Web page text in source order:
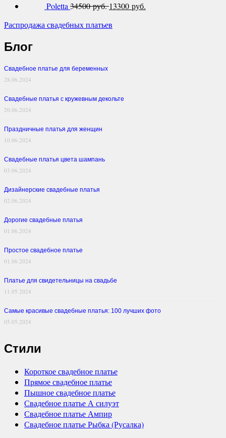
Poletta 34500 руб. 13300 руб.
Распродажа свадебных платьев
Блог
Свадебное платье для беременных
28.06.2024
Свадебные платья с кружевным декольте
20.06.2024
Праздничные платья для женщин
10.06.2024
Свадебные платья цвета шампань
03.06.2024
Дизайнерские свадебные платья
02.06.2024
Дорогие свадебные платья
01.06.2024
Простое свадебное платье
01.06.2024
Платье для свидетельницы на свадьбе
11.05.2024
Самые красивые свадебные платья: 100 лучших фото
05.05.2024
Стили
Короткое свадебное платье
Прямое свадебное платье
Пышное свадебное платье
Свадебное платье А силуэт
Свадебное платье Ампир
Свадебное платье Рыбка (Русалка)